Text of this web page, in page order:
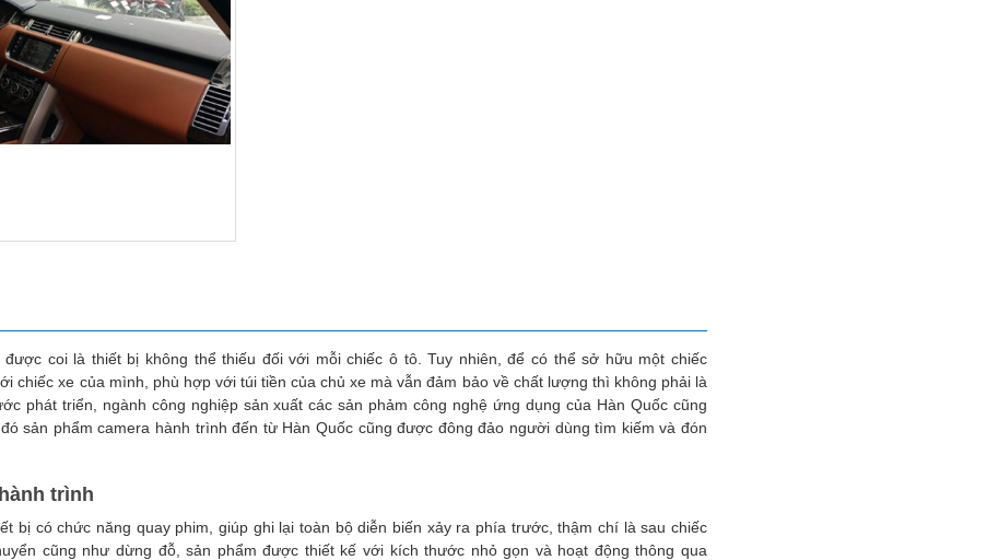
được coi là thiết bị không thể thiếu đối với mỗi chiếc ô tô. Tuy nhiên, để có thể sở hữu một chiếc
chiếc xe của mình, phù hợp với túi tiền của chủ xe mà vẫn đảm bảo về chất lượng thì không phải là
phát triển, ngành công nghiệp sản xuất các sản phảm công nghệ ứng dụng của Hàn Quốc cũng
sản phẩm camera hành trình đến từ Hàn Quốc cũng được đông đảo người dùng tìm kiếm và đón
trình
bị có chức năng quay phim, giúp ghi lại toàn bộ diễn biến xảy ra phía trước, thậm chí là sau chiếc
cũng như dừng đỗ, sản phẩm được thiết kế với kích thước nhỏ gọn và hoạt động thông qua